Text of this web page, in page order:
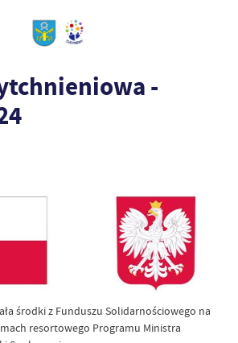
-
środki z Funduszu Solidarnościowego na
resortowego Programu Ministra